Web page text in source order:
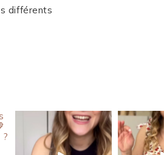
différents